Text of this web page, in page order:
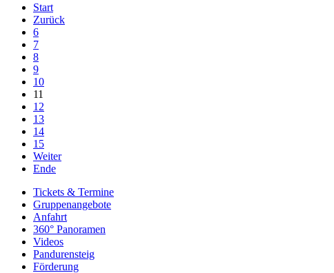
Start
Zurück
6
7
8
9
10
11
12
13
14
15
Weiter
Ende
Tickets & Termine
Gruppenangebote
Anfahrt
360° Panoramen
Videos
Pandurensteig
Förderung